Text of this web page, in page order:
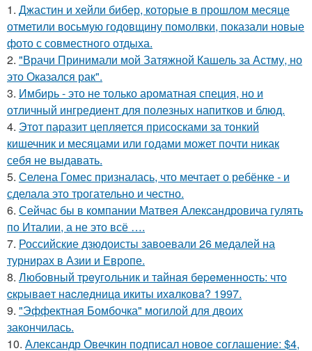
1. Джастин и хейли бибер, которые в прошлом месяце
отметили восьмую годовщину помолвки, показали новые
фото с совместного отдыха.
2. "Врачи Принимали мой Затяжной Кашель за Астму, но
это Оказался рак".
3. Имбирь - это не только ароматная специя, но и
отличный ингредиент для полезных напитков и блюд.
4. Этот паразит цепляется присосками за тонкий
кишечник и месяцами или годами может почти никак
себя не выдавать.
5. Селена Гомес призналась, что мечтает о ребёнке - и
сделала это трогательно и честно.
6. Сейчас бы в компании Матвея Александровича гулять
по Италии, а не это всё ….
7. Российские дзюдоисты завоевали 26 медалей на
турнирах в Азии и Европе.
8. Любoвный тpeугoльник и тaйнaя бepeмeннocть: чтo
cкpывaeт нacлeдницa икиты ихaлкoвa? 1997.
9. "Эффектная Бомбочка" могилой для двоих
закончилась.
10. Александр Овечкин подписал новое соглашение: $4,